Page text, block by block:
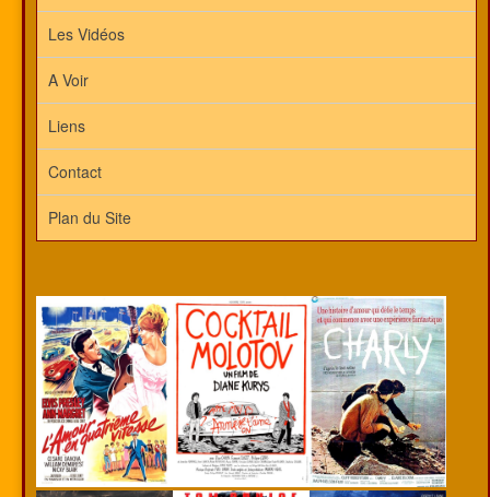
Les Vidéos
A Voir
Liens
Contact
Plan du Site